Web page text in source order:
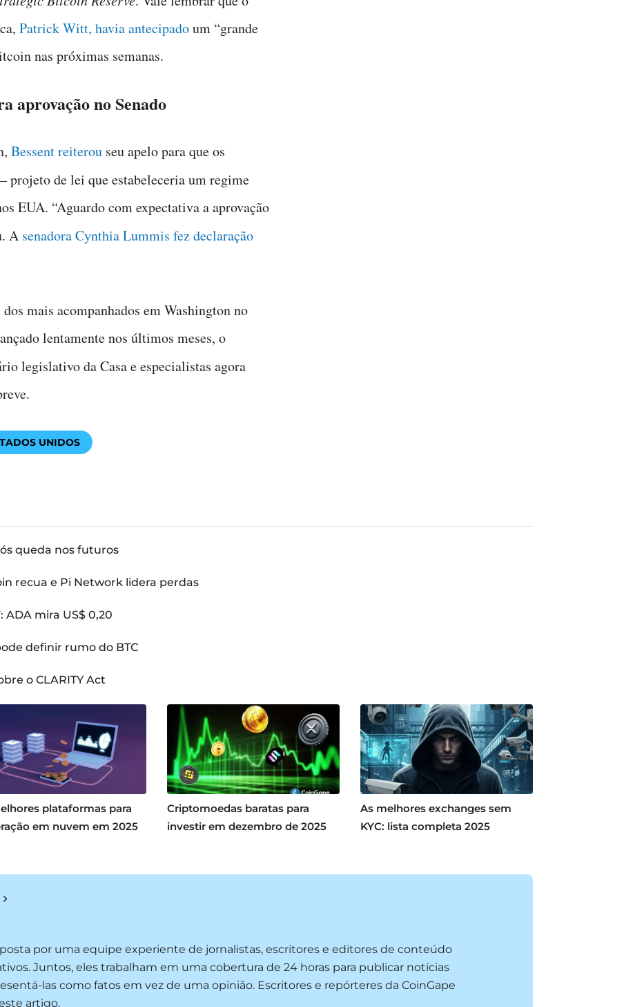
Patrick Witt, havia antecipadoum “grande
nas próximas semanas.
aprovação no Senado
Bessent reiterou seu apelo para que os
projeto de lei que estabeleceria um regime
EUA. “Aguardo com expectativa a aprovação
A senadora Cynthia Lummis fez declaração
mais acompanhados em Washington no
lentamente nos últimos meses, o
legislativo da Casa e especialistas agora
UNIDOS
queda nos futuros
recua e Pi Network lidera perdas
ADA mira US$ 0,20
definir rumo do BTC
o CLARITY Act
plataformas para
em nuvem em 2025
Criptomoedas baratas para
investir em dezembro de 2025
As melhores exchanges sem
KYC: lista completa 2025
por uma equipe experiente de jornalistas, escritores e editores de conteúdo
Juntos, eles trabalham em uma cobertura de 24 horas para publicar notícias
las como fatos em vez de uma opinião. Escritores e repórteres da CoinGape
artigo.